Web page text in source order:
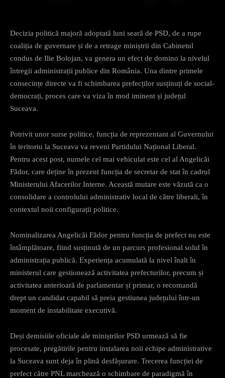
Decizia politică majoră adoptată luni seară de PSD, de a rupe
coaliția de guvernare și de a retrage miniștrii din Cabinetul
condus de Ilie Bolojan, va genera un efect de domino la nivelul
întregii administrații publice din România. Una dintre primele
consecințe directe va fi schimbarea prefecților susținuți de social-
democrați, proces care va viza în mod iminent și județul
Suceava.
Potrivit unor surse politice, funcția de reprezentant al Guvernului
în teritoriu la Suceava va reveni Partidului Național Liberal.
Pentru acest post, numele cel mai vehiculat este cel al Angelicăi
Fădor, care deține în prezent funcția de secretar de stat în cadrul
Ministerului Afacerilor Interne. Această mutare este văzută ca o
consolidare a controlului administrativ local de către liberali, în
contextul noii configurații politice.
Nominalizarea Angelicăi Fădor pentru funcția de prefect nu este
întâmplătoare, fiind susținută de un parcurs profesional solid în
administrația publică. Experiența acumulată la nivel înalt în
ministerul care gestionează activitatea prefecturilor, precum și
activitatea anterioară de parlamentar și primar, o recomandă
drept un candidat capabil să preia gestiunea județului într-un
moment de instabilitate executivă.
Deși demisiile oficiale ale miniștrilor PSD urmează să fie
procesate, pregătirile pentru instalarea noii echipe administrative
la Suceava sunt deja în plină desfășurare. Trecerea funcției de
prefect către PNL marchează o schimbare de paradigmă în